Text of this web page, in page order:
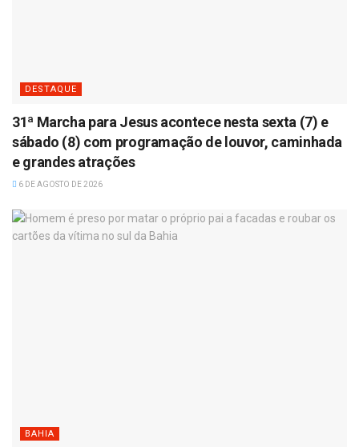
DESTAQUE
31ª Marcha para Jesus acontece nesta sexta (7) e
sábado (8) com programação de louvor, caminhada
e grandes atrações
6 DE AGOSTO DE 2026
BAHIA